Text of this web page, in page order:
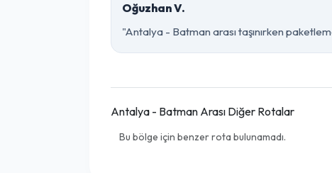
Oğuzhan V.
"Antalya - Batman arası taşınırken
Antalya - Batman Arası Diğer Rotalar
Bu bölge için benzer rota bulunamadı.